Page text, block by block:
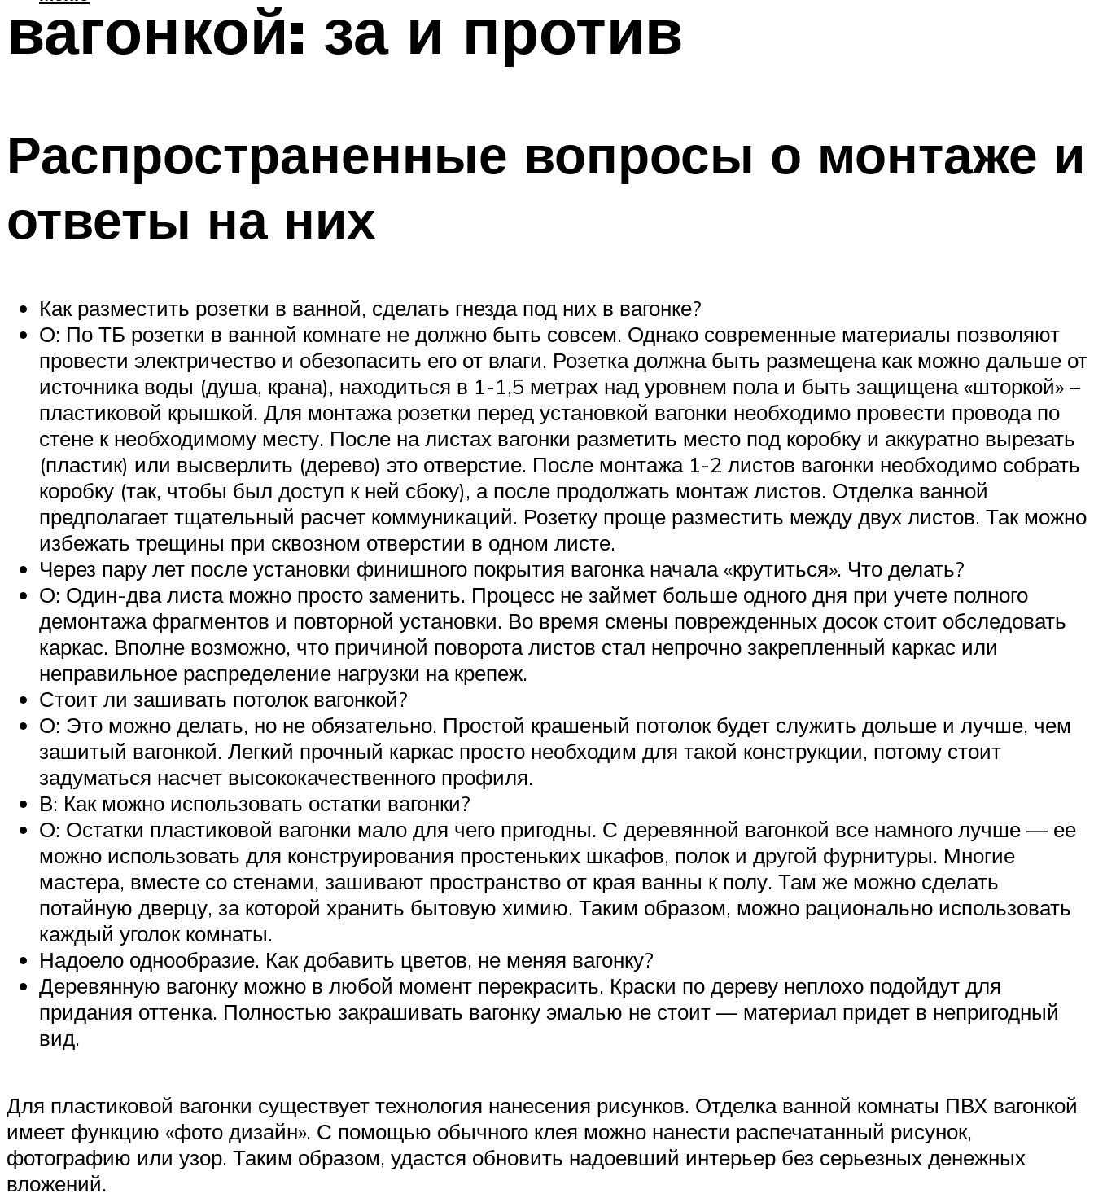
вагонкой: за и против
Распространенные вопросы о монтаже и
ответы на них
Как разместить розетки в ванной, сделать гнезда под них в вагонке?
О: По ТБ розетки в ванной комнате не должно быть совсем. Однако современные материалы позволяют
провести электричество и обезопасить его от влаги. Розетка должна быть размещена как можно дальше от
источника воды (душа, крана), находиться в 1-1,5 метрах над уровнем пола и быть защищена «шторкой» –
пластиковой крышкой. Для монтажа розетки перед установкой вагонки необходимо провести провода по
стене к необходимому месту. После на листах вагонки разметить место под коробку и аккуратно вырезать
(пластик) или высверлить (дерево) это отверстие. После монтажа 1-2 листов вагонки необходимо собрать
коробку (так, чтобы был доступ к ней сбоку), а после продолжать монтаж листов. Отделка ванной
предполагает тщательный расчет коммуникаций. Розетку проще разместить между двух листов. Так можно
избежать трещины при сквозном отверстии в одном листе.
Через пару лет после установки финишного покрытия вагонка начала «крутиться». Что делать?
О: Один-два листа можно просто заменить. Процесс не займет больше одного дня при учете полного
демонтажа фрагментов и повторной установки. Во время смены поврежденных досок стоит обследовать
каркас. Вполне возможно, что причиной поворота листов стал непрочно закрепленный каркас или
неправильное распределение нагрузки на крепеж.
Стоит ли зашивать потолок вагонкой?
О: Это можно делать, но не обязательно. Простой крашеный потолок будет служить дольше и лучше, чем
зашитый вагонкой. Легкий прочный каркас просто необходим для такой конструкции, потому стоит
задуматься насчет высококачественного профиля.
В: Как можно использовать остатки вагонки?
О: Остатки пластиковой вагонки мало для чего пригодны. С деревянной вагонкой все намного лучше — ее
можно использовать для конструирования простеньких шкафов, полок и другой фурнитуры. Многие
мастера, вместе со стенами, зашивают пространство от края ванны к полу. Там же можно сделать
потайную дверцу, за которой хранить бытовую химию. Таким образом, можно рационально использовать
каждый уголок комнаты.
Надоело однообразие. Как добавить цветов, не меняя вагонку?
Деревянную вагонку можно в любой момент перекрасить. Краски по дереву неплохо подойдут для
придания оттенка. Полностью закрашивать вагонку эмалью не стоит — материал придет в непригодный
вид.
Для пластиковой вагонки существует технология нанесения рисунков. Отделка ванной комнаты ПВХ вагонкой
имеет функцию «фото дизайн». С помощью обычного клея можно нанести распечатанный рисунок,
фотографию или узор. Таким образом, удастся обновить надоевший интерьер без серьезных денежных
вложений.